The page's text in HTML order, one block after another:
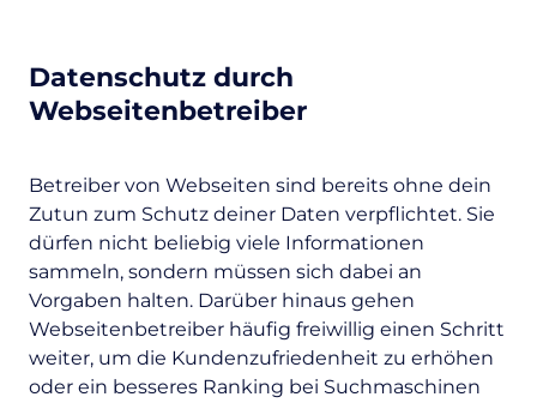
Datenschutz durch
Webseitenbetreiber
Betreiber von Webseiten sind bereits ohne dein
Zutun zum Schutz deiner Daten verpflichtet. Sie
dürfen nicht beliebig viele Informationen
sammeln, sondern müssen sich dabei an
Vorgaben halten. Darüber hinaus gehen
Webseitenbetreiber häufig freiwillig einen Schritt
weiter, um die Kundenzufriedenheit zu erhöhen
oder ein besseres Ranking bei Suchmaschinen